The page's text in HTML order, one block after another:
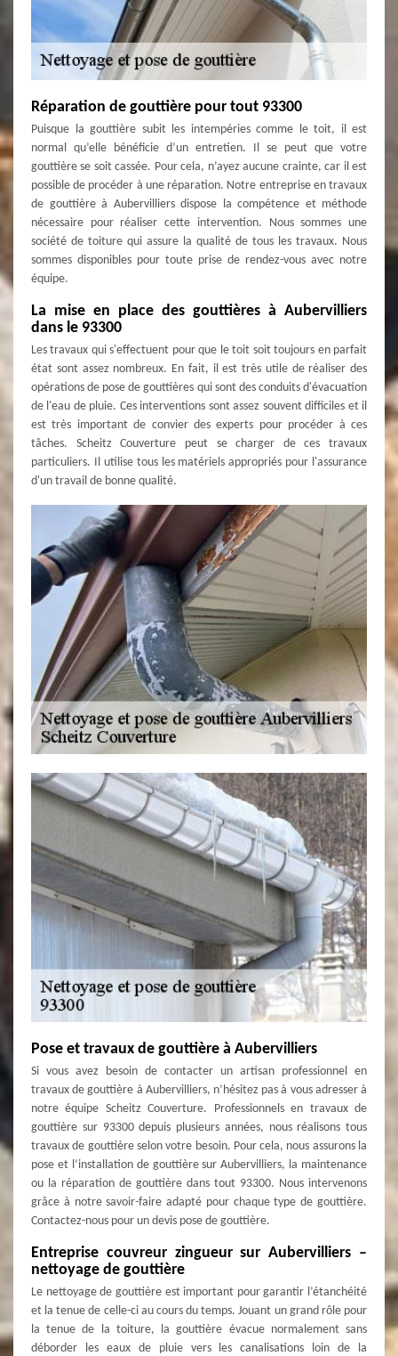
Réparation de gouttière pour tout 93300
Puisque la gouttière subit les intempéries comme le toit, il est
normal qu’elle bénéficie d’un entretien. Il se peut que votre
gouttière se soit cassée. Pour cela, n’ayez aucune crainte, car il est
possible de procéder à une réparation. Notre entreprise en travaux
de gouttière à Aubervilliers dispose la compétence et méthode
nécessaire pour réaliser cette intervention. Nous sommes une
société de toiture qui assure la qualité de tous les travaux. Nous
sommes disponibles pour toute prise de rendez-vous avec notre
équipe.
La mise en place des gouttières à Aubervilliers
dans le 93300
Les travaux qui s'effectuent pour que le toit soit toujours en parfait
état sont assez nombreux. En fait, il est très utile de réaliser des
opérations de pose de gouttières qui sont des conduits d'évacuation
de l'eau de pluie. Ces interventions sont assez souvent difficiles et il
est très important de convier des experts pour procéder à ces
tâches. Scheitz Couverture peut se charger de ces travaux
particuliers. Il utilise tous les matériels appropriés pour l'assurance
d'un travail de bonne qualité.
Pose et travaux de gouttière à Aubervilliers
Si vous avez besoin de contacter un artisan professionnel en
travaux de gouttière à Aubervilliers, n’hésitez pas à vous adresser à
notre équipe Scheitz Couverture. Professionnels en travaux de
gouttière sur 93300 depuis plusieurs années, nous réalisons tous
travaux de gouttière selon votre besoin. Pour cela, nous assurons la
pose et l’installation de gouttière sur Aubervilliers, la maintenance
ou la réparation de gouttière dans tout 93300. Nous intervenons
grâce à notre savoir-faire adapté pour chaque type de gouttière.
Contactez-nous pour un devis pose de gouttière.
Entreprise couvreur zingueur sur Aubervilliers –
nettoyage de gouttière
Le nettoyage de gouttière est important pour garantir l’étanchéité
et la tenue de celle-ci au cours du temps. Jouant un grand rôle pour
la tenue de la toiture, la gouttière évacue normalement sans
déborder les eaux de pluie vers les canalisations loin de la